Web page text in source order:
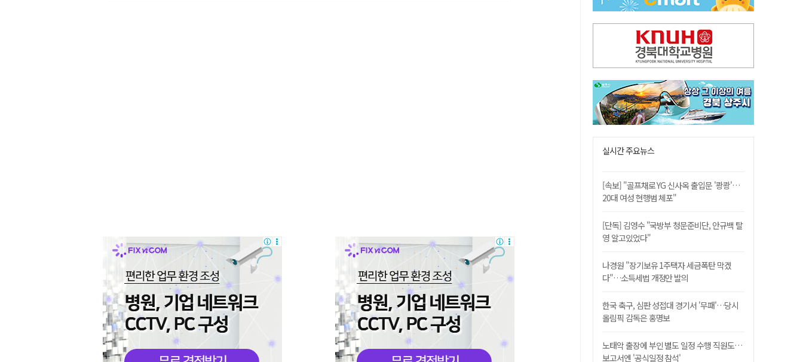
청도군정 '두 시어머니'가 되어서는 안된다
실시간 주요뉴스
[속보] "골프채로 YG 신사옥 출입문 '쾅쾅'…
20대 여성 현행범 체포"
[단독] 김영수 "국방부 청문준비단, 안규백 탈
영 알고있었다"
나경원 "장기보유 1주택자 세금폭탄 막겠
다"…소득세법 개정안 발의
한국 축구, 심판 성접대 경기서 '무패'…당시
올림픽 감독은 홍명보
노태악 출장에 부인 별도 일정 수행 직원도…
보고서엔 '공식일정 참석'